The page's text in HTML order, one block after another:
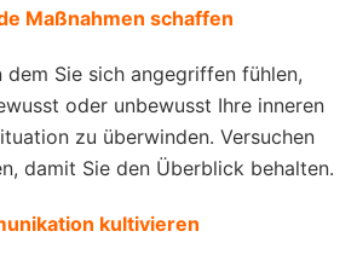
Maßnahmen schaffen
dem Sie sich angegriffen fühlen,
oder unbewusst Ihre inneren
zu überwinden. Versuchen
damit Sie den Überblick behalten.
kultivieren